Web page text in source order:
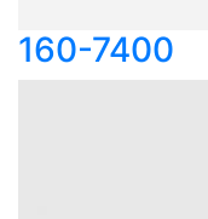
160-7400